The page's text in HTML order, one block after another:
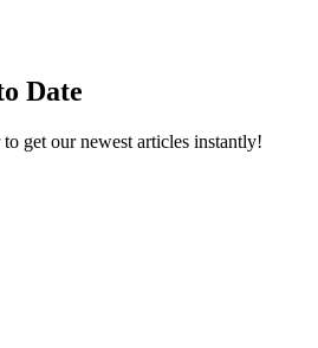
Date
get our newest articles instantly!